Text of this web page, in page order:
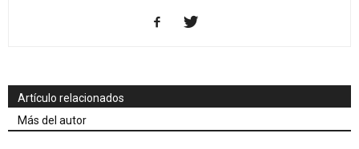
Artículo relacionados
Más del autor